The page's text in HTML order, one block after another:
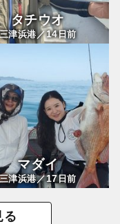
タチウオ
津浜港／14日前
マダイ
津浜港／17日前
る